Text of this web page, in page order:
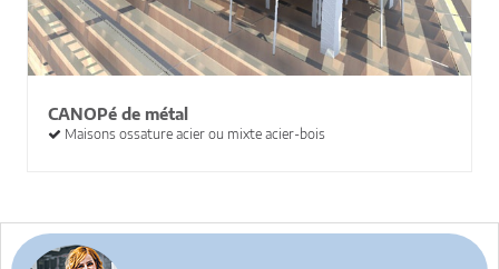
CANOPé de métal
Maisons ossature acier ou mixte acier-bois